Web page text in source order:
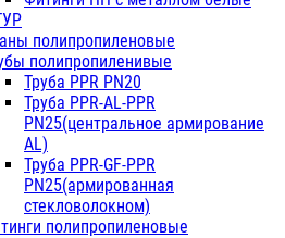
полипропиленовые
полипропиленивые
Труба PPR PN20
Труба PPR-AL-PPR
PN25(центральное армирование
AL)
Труба PPR-GF-PPR
PN25(армированная
стекловолокном)
полипропиленовые